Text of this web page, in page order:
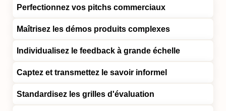
Perfectionnez vos pitchs commerciaux
Maîtrisez les démos produits complexes
Individualisez le feedback à grande échelle
Captez et transmettez le savoir informel
Standardisez les grilles d'évaluation